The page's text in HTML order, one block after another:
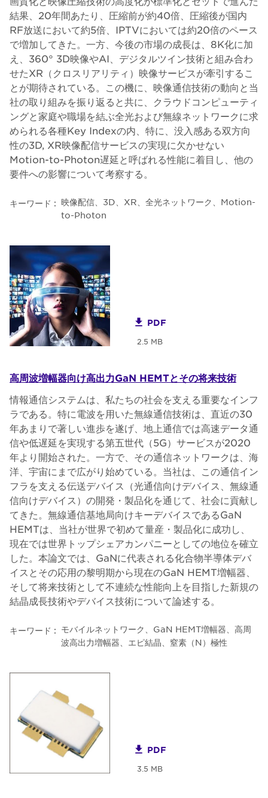
結果、20年間あたり、圧縮前が約40倍、圧縮後が国内
RF放送において約5倍、IPTVにおいては約20倍のペース
で増加してきた。一方、今後の市場の成長は、8K化に加
え、360° 3D映像やAI、デジタルツイン技術と組み合わ
せたXR（クロスリアリティ）映像サービスが牽引するこ
とが期待されている。この機に、映像通信技術の動向と当
社の取り組みを振り返ると共に、クラウドコンピューティ
ングと家庭や職場を結ぶ全光および無線ネットワークに求
められる各種Key Indexの内、特に、没入感ある双方向
性の3D, XR映像配信サービスの実現に欠かせない
Motion-to-Photon遅延と呼ばれる性能に着目し、他の
要件への影響について考察する。
キーワード : 映像配信、3D、XR、全光ネットワーク、Motion-
to-Photon
PDF
2.5 MB
高周波増幅器向け高出力GaN HEMTとその将来技術
情報通信システムは、私たちの社会を支える重要なインフ
ラである。特に電波を用いた無線通信技術は、直近の30
年あまりで著しい進歩を遂げ、地上通信では高速データ通
信や低遅延を実現する第五世代（5G）サービスが2020
年より開始された。一方で、その通信ネットワークは、海
洋、宇宙にまで広がり始めている。当社は、この通信イン
フラを支える伝送デバイス（光通信向けデバイス、無線通
信向けデバイス）の開発・製品化を通じて、社会に貢献し
てきた。無線通信基地局向けキーデバイスであるGaN
HEMTは、当社が世界で初めて量産・製品化に成功し、
現在では世界トップシェアカンパニーとしての地位を確立
した。本論文では、GaNに代表される化合物半導体デバ
イスとその応用の黎明期から現在のGaN HEMT増幅器、
そして将来技術として不連続な性能向上を目指した新規の
結晶成長技術やデバイス技術について論述する。
キーワード : モバイルネットワーク、GaN HEMT増幅器、高周
波高出力増幅器、エピ結晶、窒素（N）極性
PDF
3.5 MB